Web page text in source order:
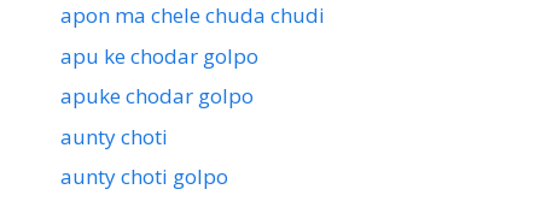
apon ma chele chuda chudi
apu ke chodar golpo
apuke chodar golpo
aunty choti
aunty choti golpo